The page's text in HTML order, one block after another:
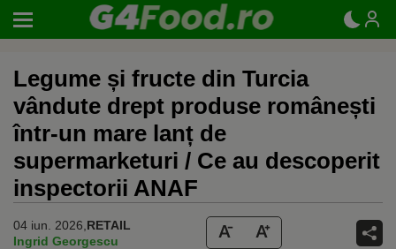
Legume și fructe din Turcia
vândute drept produse românești
într-un mare lanț de
supermarketuri / Ce au descoperit
inspectorii ANAF
04 iun. 2026, RETAIL
Ingrid Georgescu